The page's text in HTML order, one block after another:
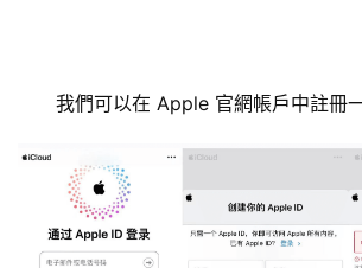
我們可以在 Apple 官網帳戶中註冊